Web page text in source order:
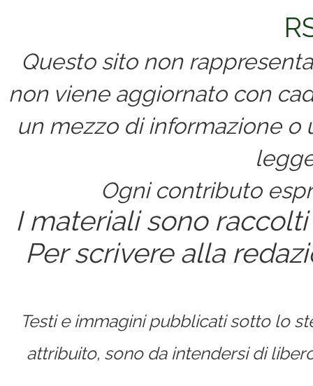
Questo sito non
non viene aggiornato con
un mezzo di informazione
Ogni contributo
I materiali sono
Per scrivere alla
Testi e immagini pubblicati sotto lo
attribuito, sono da intendersi di